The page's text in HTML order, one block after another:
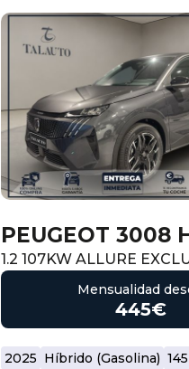
PEUGEOT 3008
1.2 107KW ALLURE
Mensualidad
445€
2025 Híbrido (Gasolina)